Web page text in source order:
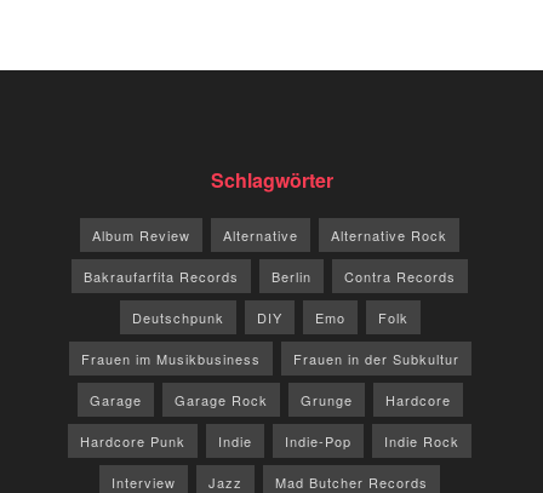
Schlagwörter
Album Review Alternative Alternative Rock
Bakraufarfita Records Berlin Contra Records
Deutschpunk DIY Emo Folk
Frauen im Musikbusiness Frauen in der Subkultur
Garage Garage Rock Grunge Hardcore
Hardcore Punk Indie Indie-Pop Indie Rock
Interview Jazz Mad Butcher Records